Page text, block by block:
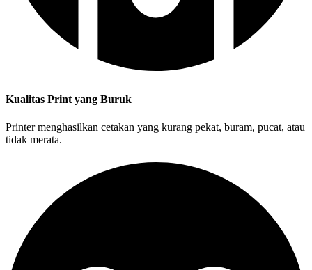
Kualitas Print yang Buruk
Printer menghasilkan cetakan yang kurang pekat, buram, pucat, atau
tidak merata.